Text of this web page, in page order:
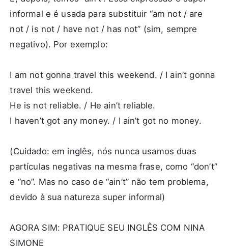
informal e é usada para substituir “am not / are
not / is not / have not / has not” (sim, sempre
negativo). Por exemplo:
I am not gonna travel this weekend. / I ain’t gonna
travel this weekend.
He is not reliable. / He ain’t reliable.
I haven’t got any money. / I ain’t got no money.
(Cuidado: em inglês, nós nunca usamos duas
partículas negativas na mesma frase, como “don’t”
e “no”. Mas no caso de “ain’t” não tem problema,
devido à sua natureza super informal)
AGORA SIM: PRATIQUE SEU INGLÊS COM NINA
SIMONE